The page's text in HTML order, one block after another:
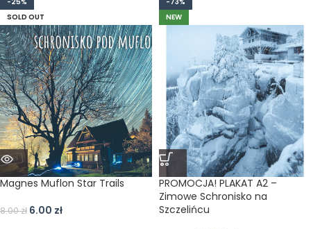
SOLD OUT
Magnes Muflon Star Trails
8.00zł 6.00 zł
NEW
PROMOCJA! PLAKAT A2 –
Zimowe Schronisko na
Szczelińcu